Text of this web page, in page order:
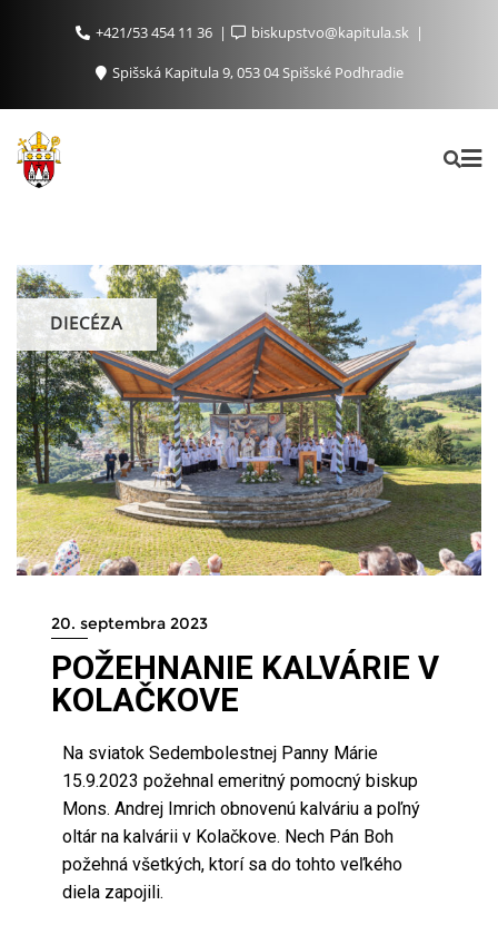
+421/53 454 11 36
biskupstvo@kapitula.sk
Spišská Kapitula 9, 053 04 Spišské Podhradie
DIECÉZA
20. septembra 2023
POŽEHNANIE KALVÁRIE V
KOLAČKOVE
Na sviatok Sedembolestnej Panny Márie
15.9.2023 požehnal emeritný pomocný biskup
Mons. Andrej Imrich obnovenú kalváriu a poľný
oltár na kalvárii v Kolačkove. Nech Pán Boh
požehná všetkých, ktorí sa do tohto veľkého
diela zapojili.